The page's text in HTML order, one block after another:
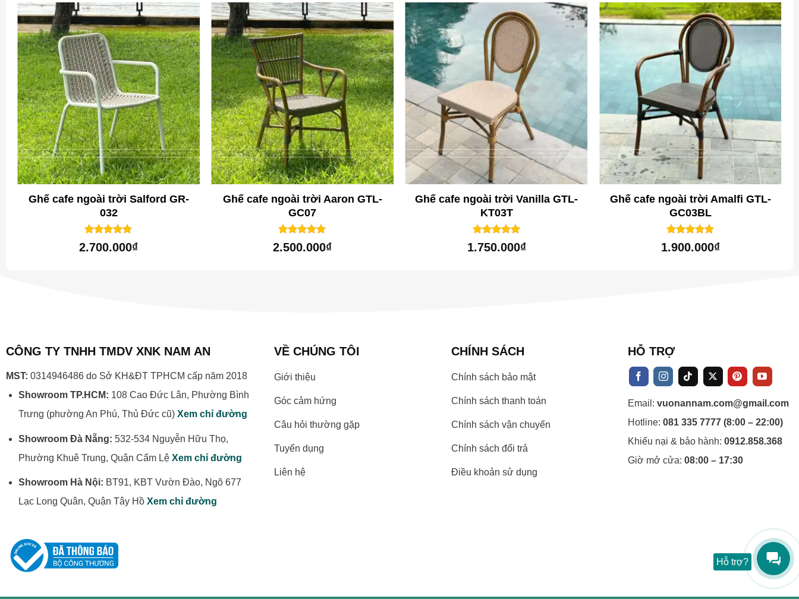
Ghế cafe ngoài trời Salford GR-
032
5trên 5
dựa trên
1
2.700.000₫
Ghế cafe ngoài trời Aaron GTL-
GC07
5trên 5
dựa trên
1
2.500.000₫
Ghế cafe ngoài trời Vanilla GTL-
KT03T
5trên 5
dựa trên
1.750.000₫
Ghế cafe ngoài trời Amalfi GTL-
GC03BL
5trên 5
dựa trên
1.900.000₫
CÔNG TY TNHH TMDV XNK NAM AN
MST: 0314946486 do Sở KH&ĐT TPHCM cấp năm 2018
Showroom TP.HCM: 108 Cao Đức Lân, Phường Bình
Trưng (phường An Phú, Thủ Đức cũ) Xem chỉ đường
Showroom Đà Nẵng: 532-534 Nguyễn Hữu Thọ,
Phường Khuê Trung, Quận Cẩm Lệ Xem chỉ đường
Showroom Hà Nội: BT91, KBT Vườn Đào, Ngõ 677
Lạc Long Quân, Quận Tây Hồ Xem chỉ đường
VỀ CHÚNG TÔI
Giới thiệu
Góc cảm hứng
Câu hỏi thường gặp
Tuyển dụng
Liên hệ
CHÍNH SÁCH
Chính sách bảo mật
Chính sách thanh toán
Chính sách vận chuyển
Chính sách đổi trả
Điều khoản sử dụng
HỖ TRỢ
Email:vuonannam.com@gmail.com
Hotline:081 335 7777 (8:00 – 22:00)
Khiếu nại & bảo hành: 0912.858.368
Giờ mở cửa: 08:00 – 17:30
Hỗ trợ?